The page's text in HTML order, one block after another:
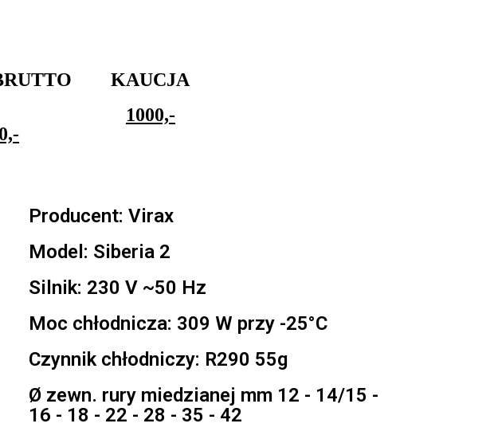
KAUCJA
1000,-
Producent: Virax
Model: Siberia 2
Silnik: 230 V ~50 Hz
Moc chłodnicza: 309 W przy -25°C
Czynnik chłodniczy: R290 55g
Ø zewn. rury miedzianej mm 12 - 14/15 -
16 - 18 - 22 - 28 - 35 - 42